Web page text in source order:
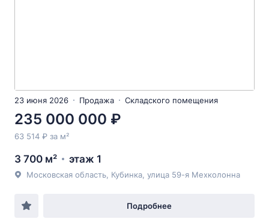
23 июня 2026 Продажа Складского помещения
235 000 000 ₽
63 514 ₽ за м²
3 700 м² этаж 1
Московская область, Кубинка, улица 59-я Мехколонна
Подробнее